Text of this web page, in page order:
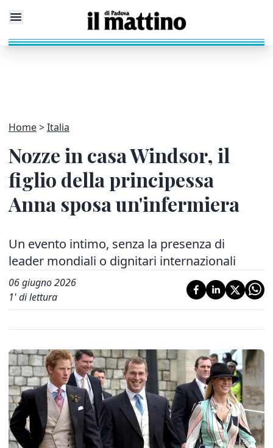
Home Italia
Nozze in casa Windsor, il
figlio della principessa
Anna sposa un'infermiera
Un evento intimo, senza la presenza di
leader mondiali o dignitari internazionali
06 giugno 2026
1' di lettura